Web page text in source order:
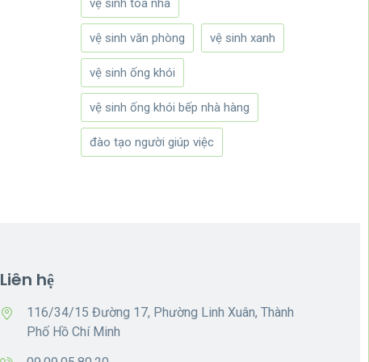
vệ sinh tòa nhà
vệ sinh văn phòng vệ sinh xanh
vệ sinh ống khói
vệ sinh ống khói bếp nhà hàng
đào tạo người giúp việc
Liên hệ
116/34/15 Đường 17, Phường Linh Xuân, Thành
Phố Hồ Chí Minh